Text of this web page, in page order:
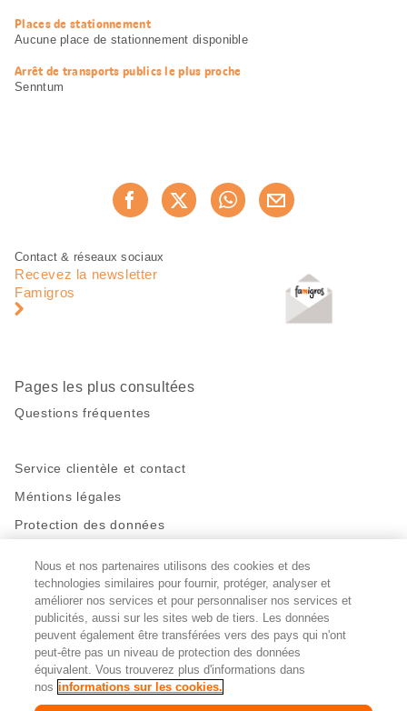
Places de stationnement
Aucune place de stationnement disponible
Arrêt de transports publics le plus proche
Senntum
Recommander maintenant
Pied
page
Navigation
pied
Contact & réseaux sociaux
Recevez la newsletter
Famigros
Pages les plus consultées
Questions fréquentes
Service clientèle et contact
Méntions légales
Protection des données
Restez en contact!
Facebook
http://twitter.com/migros
https://www.youtube.com/user/
PinterestInstagram
Paramètres des cookies
FR IT
Nous et nos partenaires utilisons des cookies et des
technologies similaires pour fournir, protéger, analyser et
améliorer nos services et pour personnaliser nos services et
publicités, aussi sur les sites web de tiers. Les données
peuvent également être transférées vers des pays qui n'ont
peut-être pas un niveau de protection des données
équivalent. Vous trouverez plus d'informations dans
nos informations sur les cookies.